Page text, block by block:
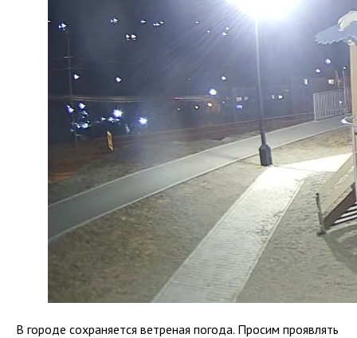
В городе сохраняется ветреная погода. Просим проявлять